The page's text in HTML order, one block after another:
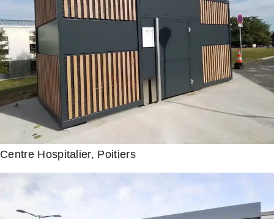
Centre Hospitalier, Poitiers